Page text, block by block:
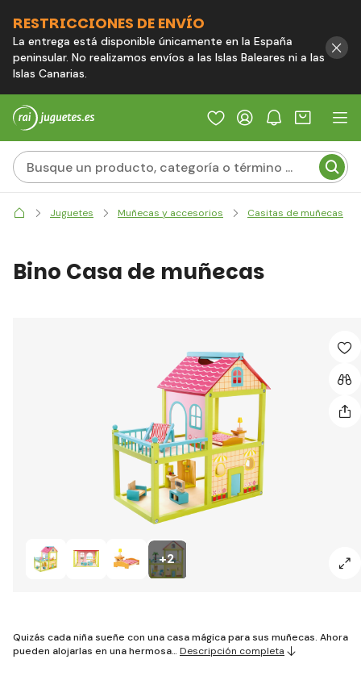
RESTRICCIONES DE ENVÍO
La entrega está disponible únicamente en la España
peninsular. No realizamos envíos a las Islas Baleares ni a las
Islas Canarias.
Juguetes Muñecas y accesorios Casitas de muñecas
+2
Bino Casa de muñecas
Quizás cada niña sueñe con una casa mágica para sus muñecas. Ahora
pueden alojarlas en una hermosa… Descripción completa